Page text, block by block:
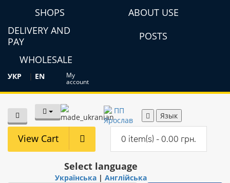
SHOPS
ABOUT USE
DELIVERY AND
PAY
POSTS
WHOLESALE
УКР | EN My
account
Язык
View Cart 0 item(s) - 0.00 грн.
Select language
Українська | Англійська